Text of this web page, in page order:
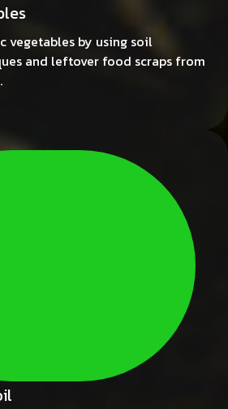
vegetables by using soil
and leftover food scraps from